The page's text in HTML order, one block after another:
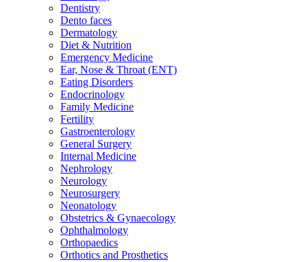
Dentistry
Dento faces
Dermatology
Diet & Nutrition
Emergency Medicine
Ear, Nose & Throat (ENT)
Eating Disorders
Endocrinology
Family Medicine
Fertility
Gastroenterology
General Surgery
Internal Medicine
Nephrology
Neurology
Neurosurgery
Neonatology
Obstetrics & Gynaecology
Ophthalmology
Orthopaedics
Orthotics and Prosthetics